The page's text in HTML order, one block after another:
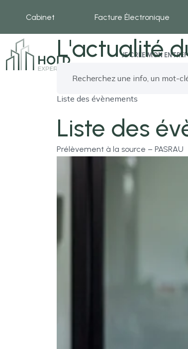
Cabinet Facture Électronique
JE CRÉE MON
L'actualité
Liste des évènements
Liste des
Prélèvement à la source – PASRAU